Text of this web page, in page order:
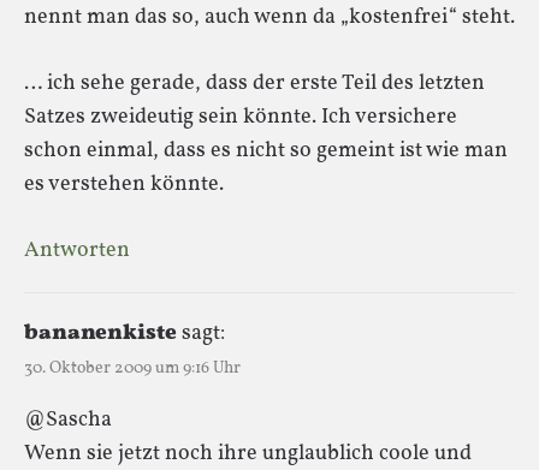
nennt man das so, auch wenn da „kostenfrei“ steht.
… ich sehe gerade, dass der erste Teil des letzten
Satzes zweideutig sein könnte. Ich versichere
schon einmal, dass es nicht so gemeint ist wie man
es verstehen könnte.
Antworten
bananenkistesagt:
30. Oktober 2009 um 9:16 Uhr
@Sascha
Wenn sie jetzt noch ihre unglaublich coole und